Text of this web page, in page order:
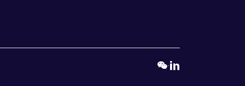
·